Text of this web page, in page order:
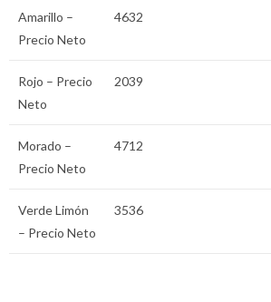
Amarillo –
Precio Neto
4632
Rojo – Precio
Neto
2039
Morado –
Precio Neto
4712
Verde Limón
– Precio Neto
3536